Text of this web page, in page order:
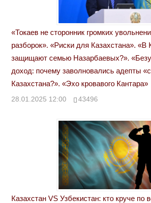
«Токаев не сторонник громких
разборок». «Риски для Казахстана». «В
защищают семью Назарбаевых?».
доход: почему заволновались адепты
Казахстана?». «Эхо кровавого Кантара»
28.01.2025 12:00 43496
Казахстан VS Узбекистан: кто круче по